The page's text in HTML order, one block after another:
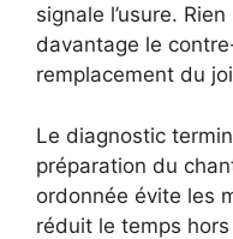
signale l’usure.
davantage le
remplacement du
Le diagnostic
préparation du
ordonnée évite les
réduit le temps